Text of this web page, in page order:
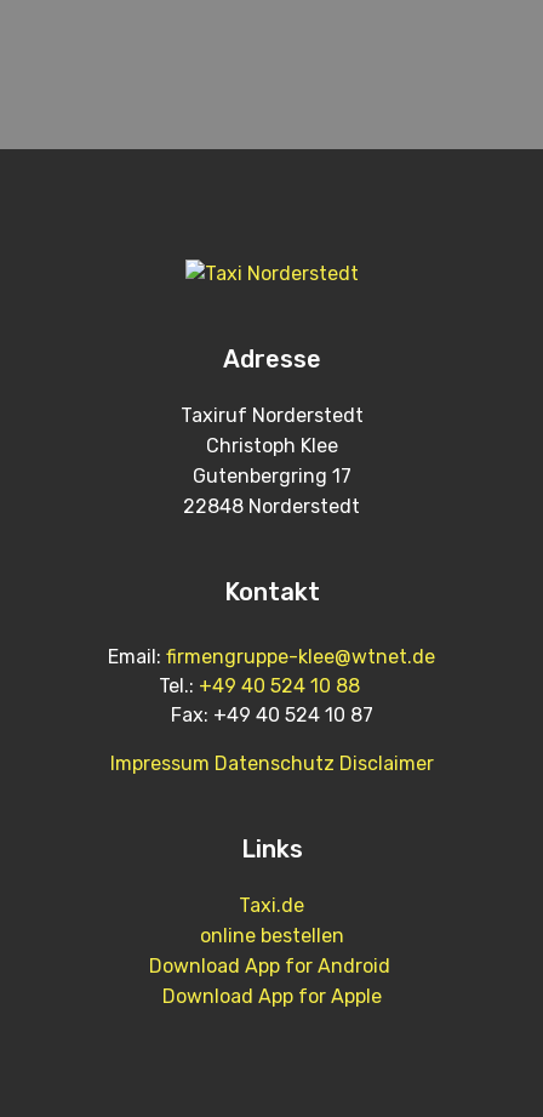
Adresse
Taxiruf Norderstedt
Christoph Klee
Gutenbergring 17
22848 Norderstedt
Kontakt
Email: firmengruppe-klee@wtnet.de
Tel.: +49 40 524 10 88
Fax: +49 40 524 10 87
Impressum Datenschutz Disclaimer
Links
Taxi.de
online bestellen
Download App for Android
Download App for Apple